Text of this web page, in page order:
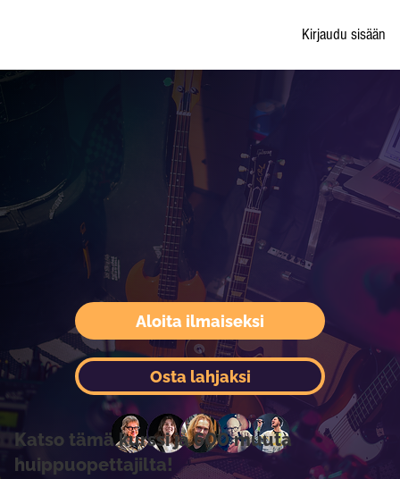
Kirjaudu sisään
Aloita ilmaiseksi
Katso tämä kurssi ja 600 muuta
huippuopettajilta!
Osta lahjaksi